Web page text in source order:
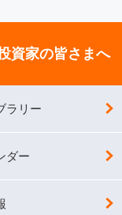
資家の皆さまへ
ラリー
ダー